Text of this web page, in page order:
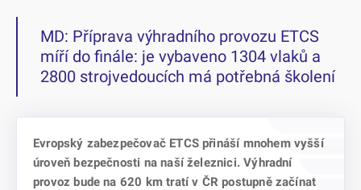
Evropský zabezpečovač ETCS přináší mnohem vyšší
úroveň bezpečnosti na naší železnici. Výhradní
provoz bude na 620 km tratí v ČR postupně začínat
MD: Příprava výhradního provozu ETCS
míří do finále: je vybaveno 1304 vlaků a
2800 strojvedoucích má potřebná školení